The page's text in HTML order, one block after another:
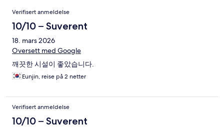
Anmeldelser
Verifisert anmeldelse
10/10 – Suverent
18. mars 2026
Oversett med Google
깨끗한 시설이 좋았습니다.
Eunjin, reise på 2 netter
Verifisert anmeldelse
10/10 – Suverent